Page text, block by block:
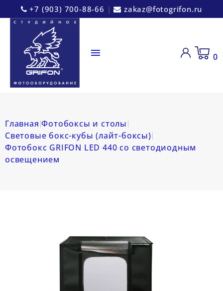
+7 (903) 700-88-66 | zakaz@fotogrifon.ru
 0
Главная Фотобоксы и столы
Световые бокс-кубы (лайт-боксы)
Фотобокс GRIFON LED 440 со светодиодным
освещением